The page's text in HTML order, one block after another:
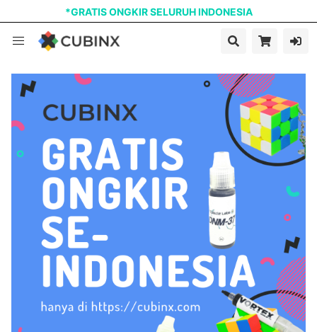
*GRATIS ONGKIR SELURUH INDONESIA